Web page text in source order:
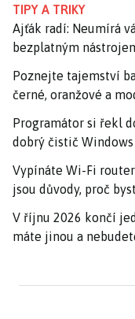
TIPY A TRIKY
Ajťák radí: Neumírá
bezplatným
Poznejte tajemství
černé, oranžové a
Programátor si řekl
dobrý čistič
Vypínáte Wi-Fi
jsou důvody, proč
V říjnu 2026 končí
máte jinou a